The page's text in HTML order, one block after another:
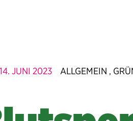
14. JUNI 2023 ALLGEMEIN ,